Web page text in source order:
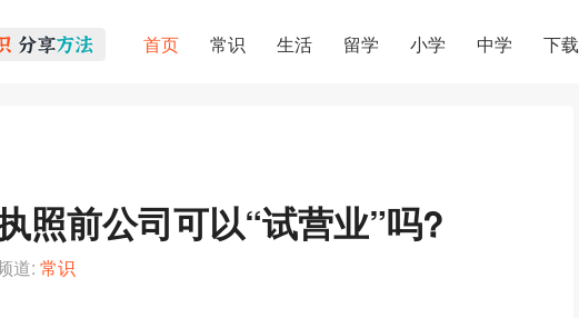
首页 常识 生活 留学 小学 中学 下载
照前公司可以“试营业”吗?
道: 常识